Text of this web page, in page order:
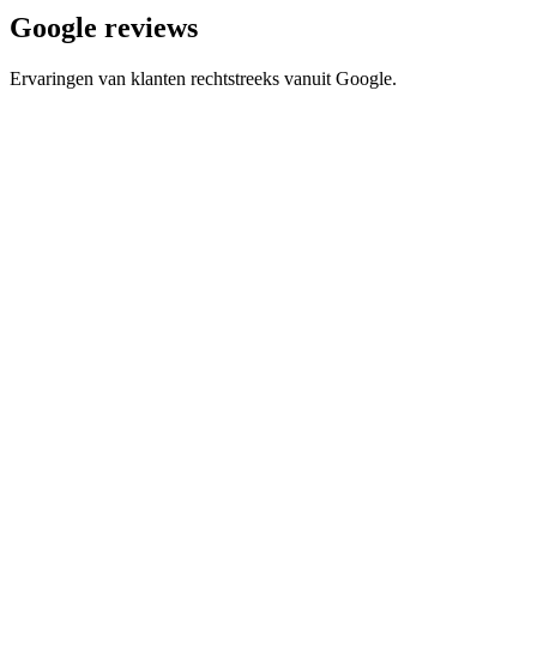
Google reviews
Ervaringen van klanten rechtstreeks vanuit Google.